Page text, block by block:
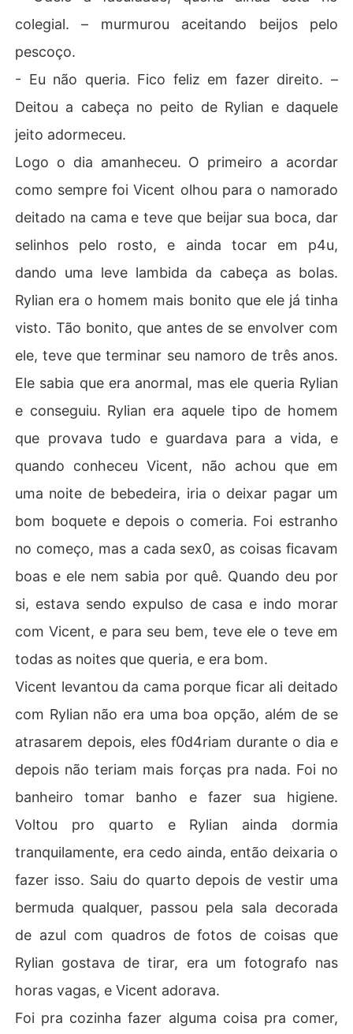
colegial. – murmurou aceitando beijos pelo
pescoço.
- Eu não queria. Fico feliz em fazer direito. –
Deitou a cabeça no peito de Rylian e daquele
jeito adormeceu.
Logo o dia amanheceu. O primeiro a acordar
como sempre foi Vicent olhou para o namorado
deitado na cama e teve que beijar sua boca, dar
selinhos pelo rosto, e ainda tocar em p4u,
dando uma leve lambida da cabeça as bolas.
Rylian era o homem mais bonito que ele já tinha
visto. Tão bonito, que antes de se envolver com
ele, teve que terminar seu namoro de três anos.
Ele sabia que era anormal, mas ele queria Rylian
e conseguiu. Rylian era aquele tipo de homem
que provava tudo e guardava para a vida, e
quando conheceu Vicent, não achou que em
uma noite de bebedeira, iria o deixar pagar um
bom boquete e depois o comeria. Foi estranho
no começo, mas a cada sex0, as coisas ficavam
boas e ele nem sabia por quê. Quando deu por
si, estava sendo expulso de casa e indo morar
com Vicent, e para seu bem, teve ele o teve em
todas as noites que queria, e era bom.
Vicent levantou da cama porque ficar ali deitado
com Rylian não era uma boa opção, além de se
atrasarem depois, eles f0d4riam durante o dia e
depois não teriam mais forças pra nada. Foi no
banheiro tomar banho e fazer sua higiene.
Voltou pro quarto e Rylian ainda dormia
tranquilamente, era cedo ainda, então deixaria o
fazer isso. Saiu do quarto depois de vestir uma
bermuda qualquer, passou pela sala decorada
de azul com quadros de fotos de coisas que
Rylian gostava de tirar, era um fotografo nas
horas vagas, e Vicent adorava.
Foi pra cozinha fazer alguma coisa pra comer,